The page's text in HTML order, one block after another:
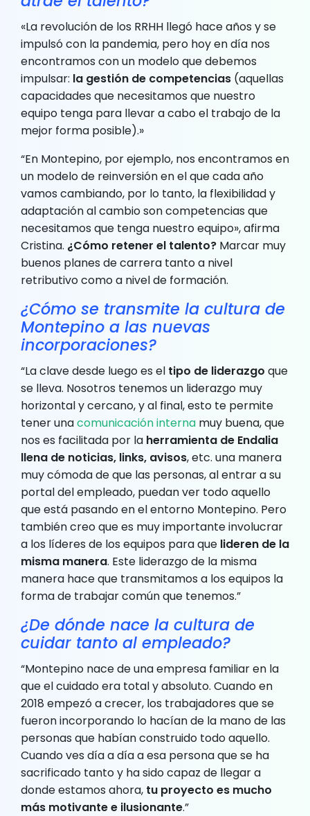
«La revolución de los RRHH llegó hace años y se
impulsó con la pandemia, pero hoy en día nos
encontramos con un modelo que debemos
impulsar: la gestión de competencias (aquellas
capacidades que necesitamos que nuestro
equipo tenga para llevar a cabo el trabajo de la
mejor forma posible).»
“En Montepino, por ejemplo, nos encontramos en
un modelo de reinversión en el que cada año
vamos cambiando, por lo tanto, la flexibilidad y
adaptación al cambio son competencias que
necesitamos que tenga nuestro equipo», afirma
Cristina. ¿Cómo retener el talento? Marcar muy
buenos planes de carrera tanto a nivel
retributivo como a nivel de formación.
¿Cómo se transmite la cultura de
Montepino a las nuevas
incorporaciones?
“La clave desde luego es el tipo de liderazgo que
se lleva. Nosotros tenemos un liderazgo muy
horizontal y cercano, y al final, esto te permite
tener unacomunicación interna muy buena, que
nos es facilitada por la herramienta de Endalia
llena de noticias, links, avisos, etc. una manera
muy cómoda de que las personas, al entrar a su
portal del empleado, puedan ver todo aquello
que está pasando en el entorno Montepino. Pero
también creo que es muy importante involucrar
a los líderes de los equipos para que lideren de la
misma manera. Este liderazgo de la misma
manera hace que transmitamos a los equipos la
forma de trabajar común que tenemos.”
¿De dónde nace la cultura de
cuidar tanto al empleado?
“Montepino nace de una empresa familiar en la
que el cuidado era total y absoluto. Cuando en
2018 empezó a crecer, los trabajadores que se
fueron incorporando lo hacían de la mano de las
personas que habían construido todo aquello.
Cuando ves día a día a esa persona que se ha
sacrificado tanto y ha sido capaz de llegar a
donde estamos ahora, tu proyecto es mucho
más motivante e ilusionante.”